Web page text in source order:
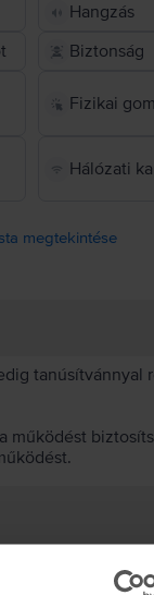
Hangzás
Biztonság
Fizikai
Hálózati
megtekintése
tanúsítvánnyal
működést